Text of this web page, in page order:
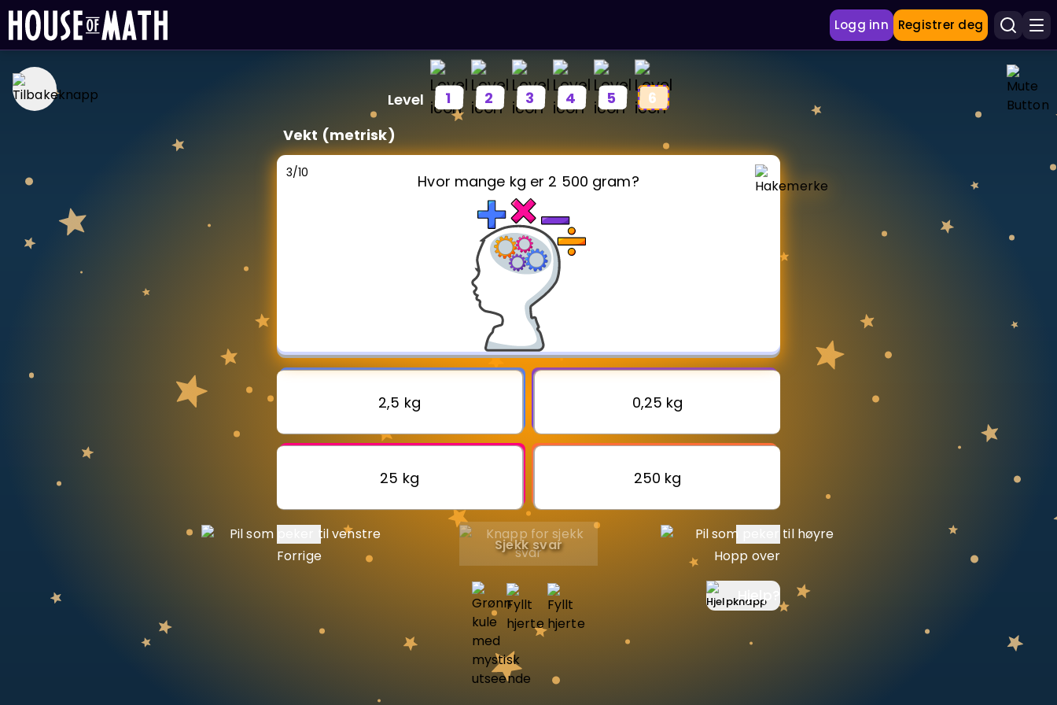
Logg inn Registrer deg
LÆRINGSVERKTØY
Vis mer
SPILL
Gangetabellen
Inviter en venn
Level 1 2 3 4 5
6
Vekt (metrisk)
3/10 Hvor mange kg er 2 500 gram?
2,5 kg 0,25 kg
25 kg 250 kg
Forrige
Sjekk svar
Hopp over
Hjelp